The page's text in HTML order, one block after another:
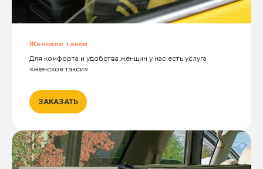
Женское такси
Для комфорта и удобства женщин у нас есть услуга
«женское такси»
ЗАКАЗАТЬ